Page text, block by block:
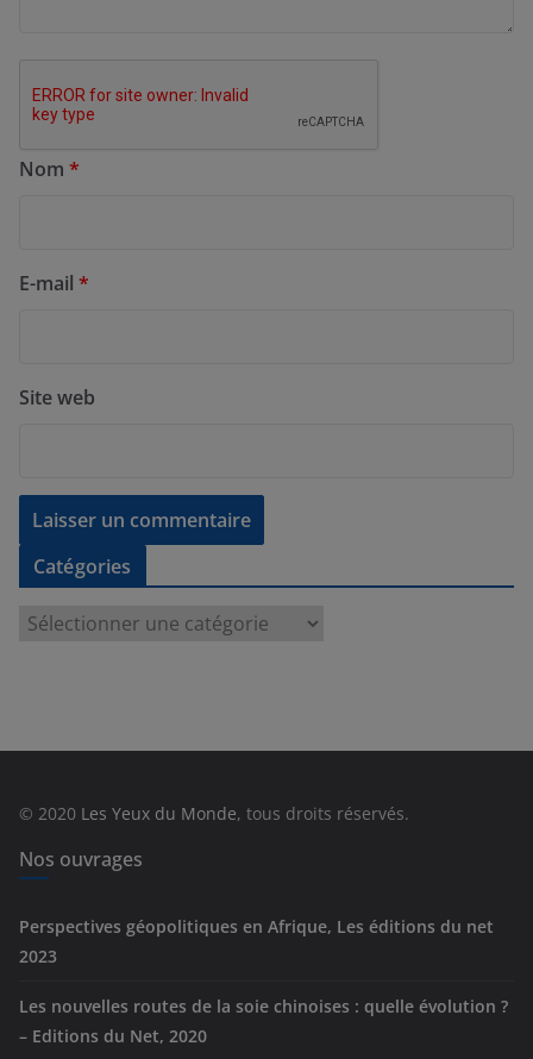
Nom *
E-mail *
Site web
Catégories
e
s
© 2020 Les Yeux du Monde, tous droits réservés.
Nos ouvrages
Perspectives géopolitiques en Afrique, Les éditions du net
2023
Les nouvelles routes de la soie chinoises : quelle évolution ?
– Editions du Net, 2020